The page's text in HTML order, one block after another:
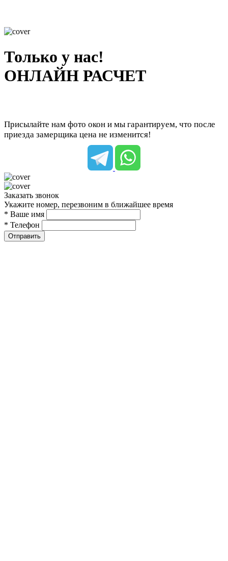
Только у нас!
ОНЛАЙН РАСЧЕТ
Присылайте нам фото окон и мы гарантируем, что после
приезда замерщика цена не изменится!
Заказать звонок
Укажите номер, перезвоним в ближайшее время
* Ваше имя
* Телефон
Отправить